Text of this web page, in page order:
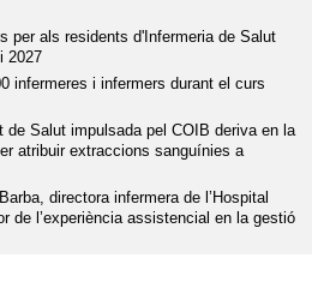
per als residents d'Infermeria de Salut
2027
infermeres i infermers durant el curs
de Salut impulsada pel COIB deriva en la
atribuir extraccions sanguínies a
directora infermera de l’Hospital
de l’experiència assistencial en la gestió